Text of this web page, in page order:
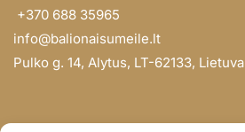
+370 688 35965
info@balionaisumeile.lt
Pulko g. 14, Alytus, LT-62133, Lietuva